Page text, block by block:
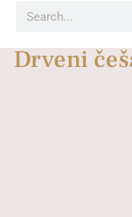
Drveni